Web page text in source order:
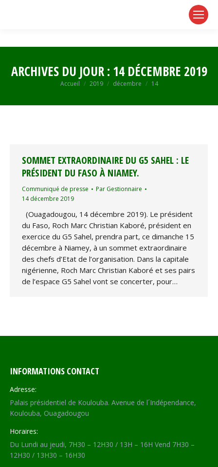
ARCHIVES DU JOUR : 14 DÉCEMBRE 2019
Vous êtes ici :
Accueil 2019 décembre 14
SOMMET EXTRAORDINAIRE DU G5 SAHEL : LE
PRÉSIDENT DU FASO À NIAMEY.
Communiqué de presse Par Gestionnaire
14 décembre 2019
(Ouagadougou, 14 décembre 2019). Le président
du Faso, Roch Marc Christian Kaboré, président en
exercice du G5 Sahel, prendra part, ce dimanche 15
décembre à Niamey, à un sommet extraordinaire
des chefs d’Etat de l’organisation. Dans la capitale
nigérienne, Roch Marc Christian Kaboré et ses pairs
de l’espace G5 Sahel vont se concerter, pour…
INFORMATIONS CONTACT
Adresse:
Palais présidentiel de Koulouba. Avenue de l´Indépendance,
Koulouba, Ouagadougou
Horaires:
Du Lundi au jeudi, 7H30 – 12H30 / 13H – 16H Vend 7H30 –
12H30 / 13H30 – 16H30